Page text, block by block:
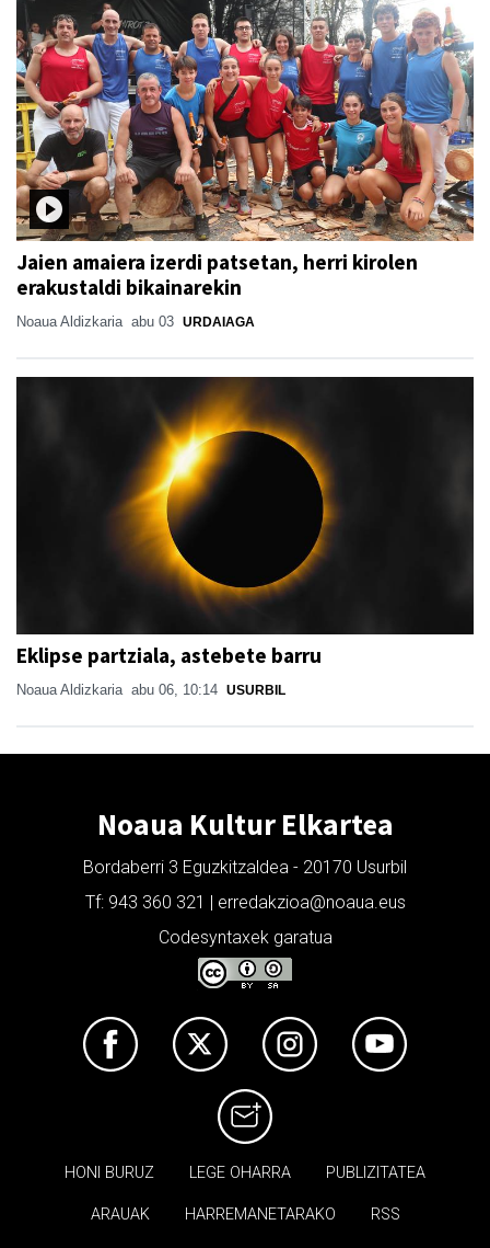
Jaien amaiera izerdi patsetan, herri kirolen
erakustaldi bikainarekin
Noaua Aldizkaria abu 03 URDAIAGA
Eklipse partziala, astebete barru
Noaua Aldizkaria abu 06, 10:14 USURBIL
Noaua Kultur Elkartea
Bordaberri 3 Eguzkitzaldea - 20170 Usurbil
Tf: 943 360 321 | erredakzioa@noaua.eus
Codesyntaxek garatua
HONI BURUZ LEGE OHARRA PUBLIZITATEA
ARAUAK HARREMANETARAKO RSS